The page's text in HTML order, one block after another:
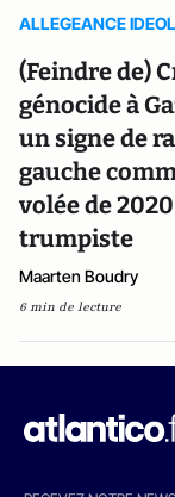
ALLEGEANCE
(Feindre de)
génocide à
un signe de
gauche
volée de
trumpiste
Maarten Boudry
6 min de lecture